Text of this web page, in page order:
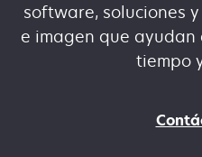
software, soluciones
e imagen que
tiempo